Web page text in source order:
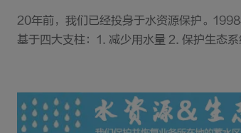
20年前，我们已经投身于水资源保护。
基于四大支柱：1. 减少用水量 2. 保护生态